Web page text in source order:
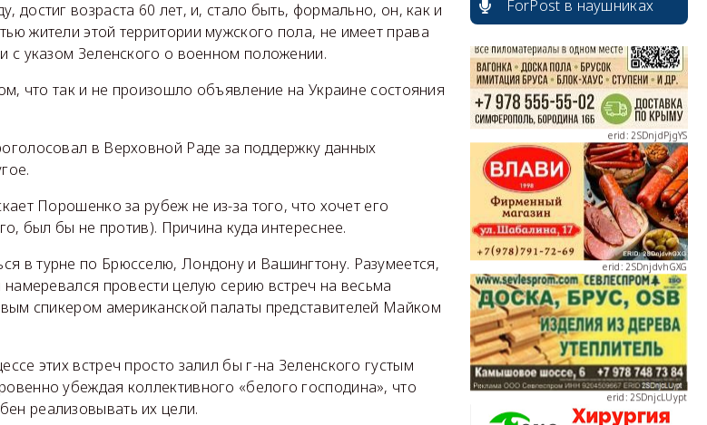
достиг возраста 60 лет, и, стало быть, формально, он, как и
жители этой территории мужского пола, не имеет права
с указом Зеленского о военном положении.
что так и не произошло объявление на Украине состояния
в Верховной Раде за поддержку данных
Порошенко за рубеж не из-за того, что хочет его
был бы не против). Причина куда интереснее.
в турне по Брюсселю, Лондону и Вашингтону. Разумеется,
провести целую серию встреч на весьма
спикером американской палаты представителей Майком
этих встреч просто залил бы г-на Зеленского густым
убеждая коллективного «белого господина», что
реализовывать их цели.
ForPost в наушниках
erid: 2SDnjdPjgYS
erid: 2SDnjdvhGXG
erid: 2SDnjcLUypt